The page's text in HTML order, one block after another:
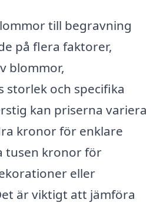
till begravning
på flera faktorer,
blommor,
storlek och specifika
kan priserna variera
kronor för enklare
tusen kronor för
eller
är viktigt att jämföra